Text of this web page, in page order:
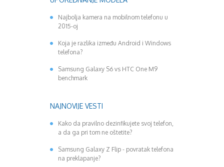
Najbolja kamera na mobilnom telefonu u
2015-oj
Koja je razlika između Android i Windows
telefona?
Samsung Galaxy S6 vs HTC One M9
benchmark
NAJNOVIJE VESTI
Kako da pravilno dezinfikujete svoj telefon,
a da ga pri tom ne oštetite?
Samsung Galaxy Z Flip - povratak telefona
na preklapanje?